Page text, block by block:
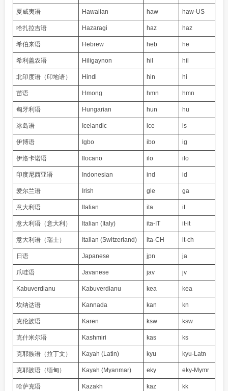
夏威夷语 Hawaiian haw haw-US
哈扎拉吉语 Hazaragi haz haz
希伯来语 Hebrew heb he
希利盖农语 Hiligaynon hil hil
北印度语（印地语） Hindi hin hi
苗语 Hmong hmn hmn
匈牙利语 Hungarian hun hu
冰岛语 Icelandic ice is
伊博语 Igbo ibo ig
伊洛卡诺语 Ilocano ilo ilo
印度尼西亚语 Indonesian ind id
爱尔兰语 Irish gle ga
意大利语 Italian ita it
意大利语（意大利） Italian (Italy) ita-IT it-it
意大利语（瑞士） Italian (Switzerland) ita-CH it-ch
日语 Japanese jpn ja
爪哇语 Javanese jav jv
Kabuverdianu Kabuverdianu kea kea
坎纳达语 Kannada kan kn
克伦族语 Karen ksw ksw
克什米尔语 Kashmiri kas ks
克耶族语（拉丁文） Kayah (Latin) kyu kyu-Latn
克耶族语（缅甸） Kayah (Myanmar) eky eky-Mymr
哈萨克语 Kazakh kaz kk